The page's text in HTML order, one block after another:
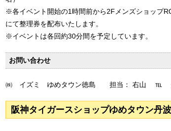
※各イベント開始の1時間前から2Fメンズショップ
にて整理券を配布いたします。
※イベントは各回約30分間を予定しています。
お問い合わせ
㈱ イズミ ゆめタウン徳島 担当： 右山 ℡
阪神タイガースショップゆめタウン丹